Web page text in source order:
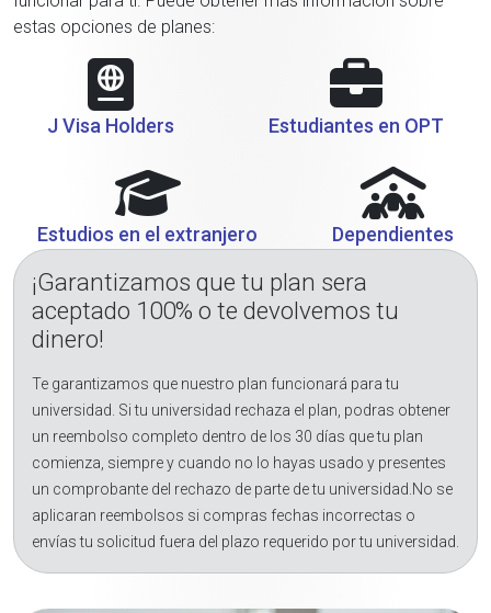
estas opciones de planes:
J Visa Holders Estudiantes en OPT
Estudios en el extranjero Dependientes
¡Garantizamos que tu plan sera
aceptado 100% o te devolvemos tu
dinero!
Te garantizamos que nuestro plan funcionará para tu
universidad. Si tu universidad rechaza el plan, podras obtener
un reembolso completo dentro de los 30 días que tu plan
comienza, siempre y cuando no lo hayas usado y presentes
un comprobante del rechazo de parte de tu universidad.No se
aplicaran reembolsos si compras fechas incorrectas o
envías tu solicitud fuera del plazo requerido por tu universidad.